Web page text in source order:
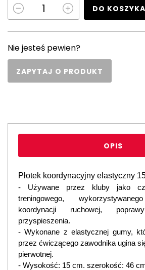
DO KOSZYKA
Nie jesteś pewien?
ZAPYTAJ O PRODUKT
OPIS
Płotek koordynacyjny elastyczny
- Używane przez kluby jako
treningowego,
koordynacji ruchowej,
przyspieszenia.
- Wykonane z elastycznej gumy,
przez ćwiczącego zawodnika ugina
pierwotnej.
- Wysokość: 15 cm. szerokość: 46